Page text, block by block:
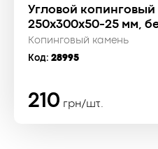
Угловой
250x300x50-25 мм,
Копинговый камень
Код: 28995
210 грн/шт.